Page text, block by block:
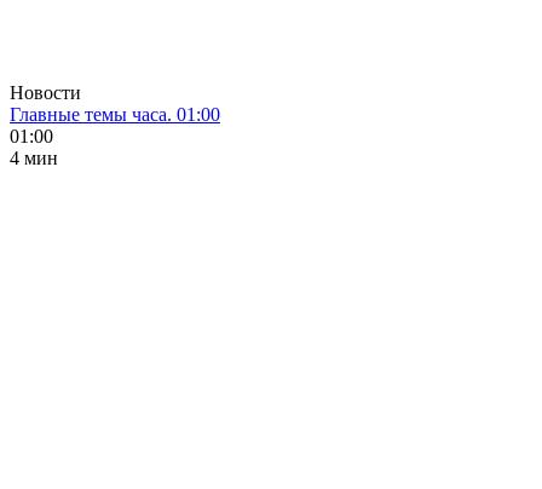
Новости
Главные темы часа. 01:00
01:00
4 мин